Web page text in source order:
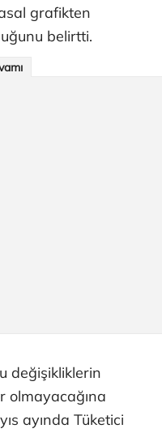
grafikten
belirtti.
değişikliklerin
olmayacağına
ayında Tüketici